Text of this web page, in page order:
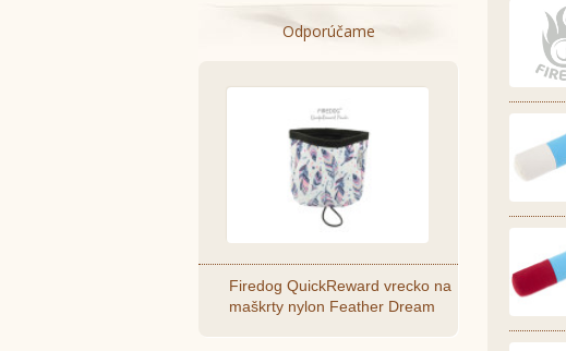
Odporúčame
Firedog QuickReward vrecko na
maškrty nylon Feather Dream